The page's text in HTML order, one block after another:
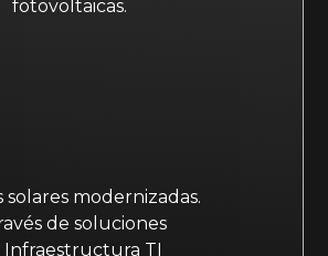
fotovoltaicas.
solares modernizadas.
de soluciones
Infraestructura TI